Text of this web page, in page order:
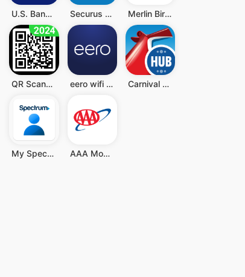
U.S. Bank Mobile Banking Securus Mobile Merlin Bird ID
QR Scanner - Barcode Scanner eero wifi system Carnival HUB
My Spectrum AAA Mobile